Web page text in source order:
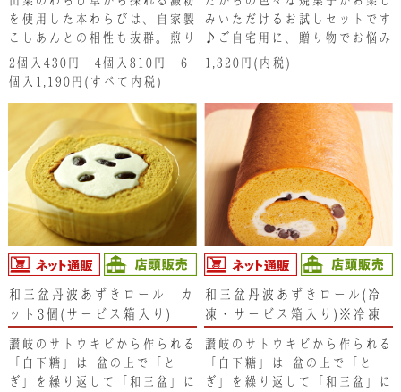
となります。ご了承くださ
い。
を使用した本わらびは、自家製
こしあんとの相性も抜群。煎り
立てきな粉の香ばしさと、わら
び本来の独特の食感をご賞味く
2個入430円 4個入810円 6
個入1,190円(すべて内税)
みいただけるお試しセットです
♪ご自宅用に、贈り物でお悩み
の方にもおすすめです。
1,320円(内税)
和三盆丹波あずきロール カ
ット3個(サービス箱入り)
讃岐のサトウキビから作られる
「白下糖」は､盆の上で「と
ぎ」を繰り返して「和三盆」に
和三盆丹波あずきロール(冷
凍・サービス箱入り)※冷凍
できません。
讃岐のサトウキビから作られる
「白下糖」は､盆の上で「と
ぎ」を繰り返して「和三盆」に